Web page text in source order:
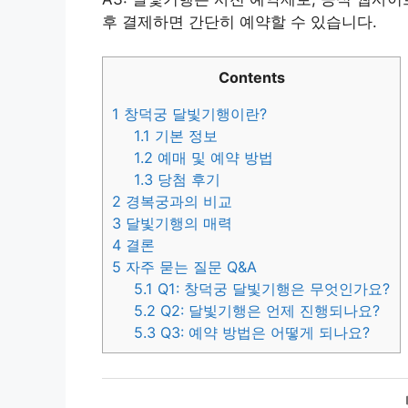
후 결제하면 간단히 예약할 수 있습니다.
Contents
1 창덕궁 달빛기행이란?
1.1 기본 정보
1.2 예매 및 예약 방법
1.3 당첨 후기
2 경복궁과의 비교
3 달빛기행의 매력
4 결론
5 자주 묻는 질문 Q&A
5.1 Q1: 창덕궁 달빛기행은 무엇인가요?
5.2 Q2: 달빛기행은 언제 진행되나요?
5.3 Q3: 예약 방법은 어떻게 되나요?